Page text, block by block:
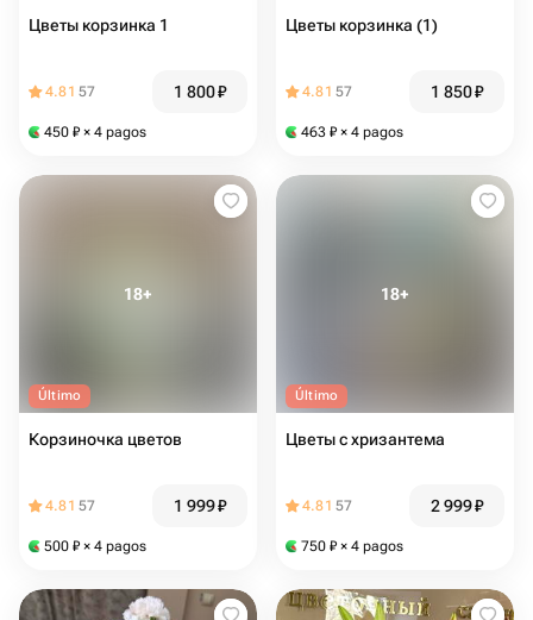
Цветы корзинка 1
4.81 57 1 800₽
450 ₽ × 4 pagos
Цветы корзинка (1)
4.81 57 1 850₽
463 ₽ × 4 pagos
Último
Корзиночка цветов
4.81 57 1 999₽
500 ₽ × 4 pagos
Último
Цветы с хризантема
4.81 57 2 999₽
750 ₽ × 4 pagos